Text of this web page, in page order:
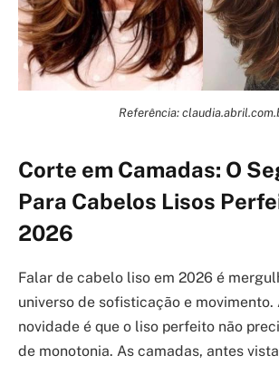
Referência:
Corte em Camadas: O
Para Cabelos Lisos
2026
Falar de cabelo liso em 2026 é
universo de sofisticação e movimento.
novidade é que o liso perfeito não
de monotonia. As camadas, antes